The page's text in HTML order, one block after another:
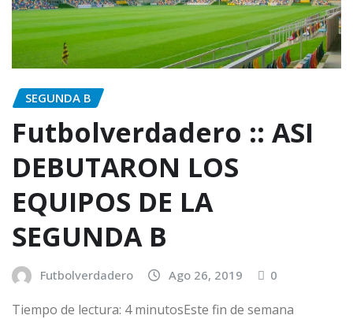
SEGUNDA B
Futbolverdadero :: ASI
DEBUTARON LOS
EQUIPOS DE LA
SEGUNDA B
Futbolverdadero Ago 26, 2019 0
Tiempo de lectura: 4 minutosEste fin de semana